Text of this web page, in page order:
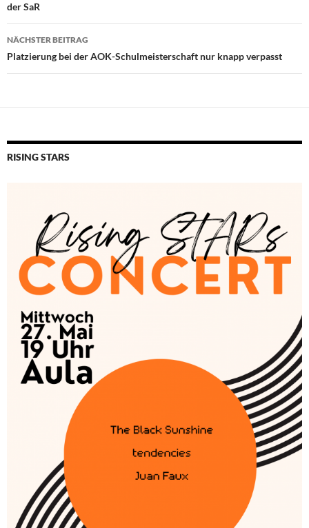
der SaR
NÄCHSTER BEITRAG
Platzierung bei der AOK-Schulmeisterschaft nur knapp verpasst
RISING STARS